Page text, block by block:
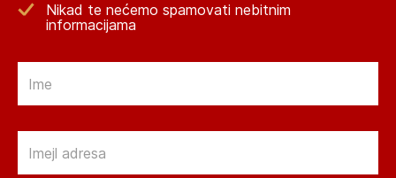
Nikad te nećemo spamovati nebitnim
informacijama